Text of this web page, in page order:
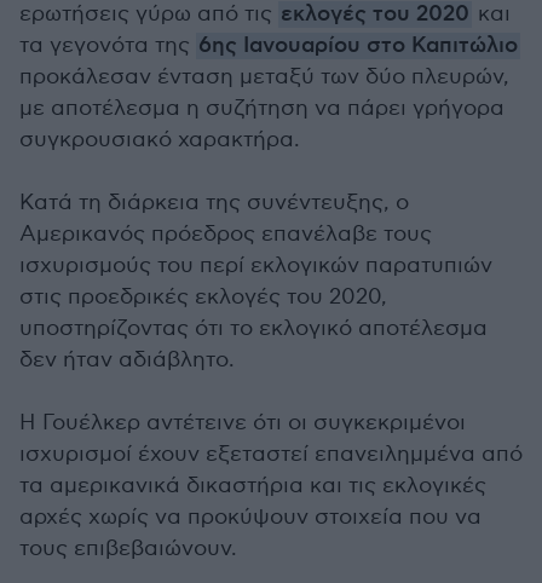
ερωτήσεις γύρω από τις εκλογές του 2020 και
τα γεγονότα της 6ης Ιανουαρίου στο Καπιτώλιο
προκάλεσαν ένταση μεταξύ των δύο πλευρών,
με αποτέλεσμα η συζήτηση να πάρει γρήγορα
συγκρουσιακό χαρακτήρα.
Κατά τη διάρκεια της συνέντευξης, ο
Αμερικανός πρόεδρος επανέλαβε τους
ισχυρισμούς του περί εκλογικών παρατυπιών
στις προεδρικές εκλογές του 2020,
υποστηρίζοντας ότι το εκλογικό αποτέλεσμα
δεν ήταν αδιάβλητο.
Η Γουέλκερ αντέτεινε ότι οι συγκεκριμένοι
ισχυρισμοί έχουν εξεταστεί επανειλημμένα από
τα αμερικανικά δικαστήρια και τις εκλογικές
αρχές χωρίς να προκύψουν στοιχεία που να
τους επιβεβαιώνουν.